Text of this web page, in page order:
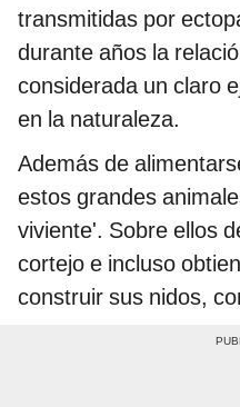
transmitidas por
durante años la
considerada un claro
en la naturaleza.
Además de
estos grandes
viviente'. Sobre ellos
cortejo e incluso
construir sus nidos,